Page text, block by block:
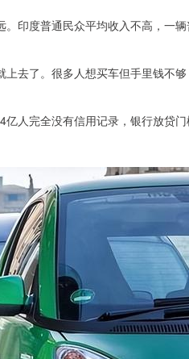
印度普通民众平均收入不高，一
去了。很多人想买车但手里钱不
人完全没有信用记录，银行放贷